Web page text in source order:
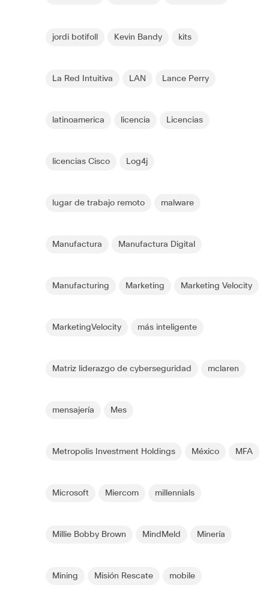
jordi botifoll Kevin Bandy kits
La Red Intuitiva LAN Lance Perry
latinoamerica licencia Licencias
licencias Cisco Log4j
lugar de trabajo remoto malware
Manufactura Manufactura Digital
Manufacturing Marketing Marketing Velocity
MarketingVelocity más inteligente
Matriz liderazgo de cyberseguridad mclaren
mensajería Mes
Metropolis Investment Holdings México MFA
Microsoft Miercom millennials
Millie Bobby Brown MindMeld Minería
Mining Misión Rescate mobile